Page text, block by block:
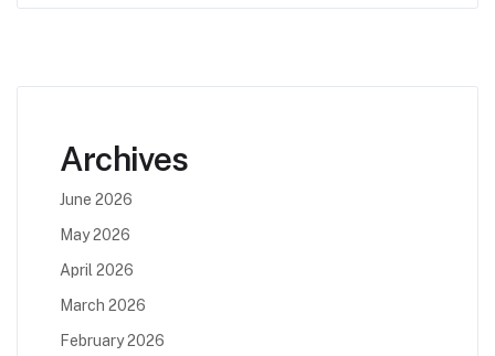
Archives
June 2026
May 2026
April 2026
March 2026
February 2026